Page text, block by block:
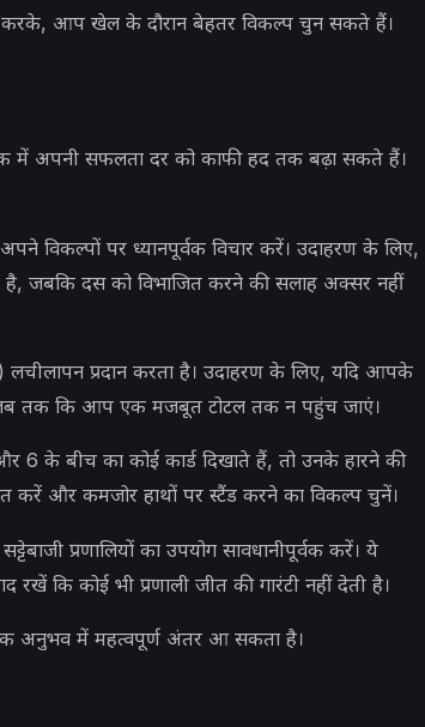
आप खेल के दौरान बेहतर विकल्प चुन सकते हैं।
में अपनी सफलता दर को काफी हद तक बढ़ा सकते हैं।
विकल्पों पर ध्यानपूर्वक विचार करें। उदाहरण के लिए,
जबकि दस को विभाजित करने की सलाह अक्सर नहीं
प्रदान करता है। उदाहरण के लिए, यदि आपके
तक कि आप एक मजबूत टोटल तक न पहुंच जाएं।
6 के बीच का कोई कार्ड दिखाते हैं, तो उनके हारने की
करें और कमजोर हाथों पर स्टैंड करने का विकल्प चुनें।
प्रणालियों का उपयोग सावधानीपूर्वक करें। ये
कि कोई भी प्रणाली जीत की गारंटी नहीं देती है।
अनुभव में महत्वपूर्ण अंतर आ सकता है।